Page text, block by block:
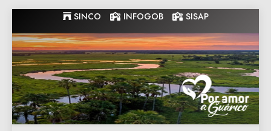
to
content
SINCO INFOGOB SISAP
Gobernacion
de Guarico
Gobernacion de Guarico